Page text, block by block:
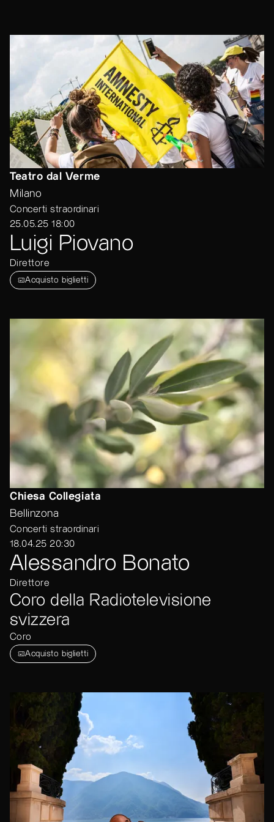
Teatro dal Verme
Milano
Concerti straordinari
25.05.25 18:00
Luigi Piovano
Direttore
Acquisto biglietti
Chiesa Collegiata
Bellinzona
Concerti straordinari
18.04.25 20:30
Alessandro Bonato
Direttore
Coro della Radiotelevisione
svizzera
Coro
Acquisto biglietti